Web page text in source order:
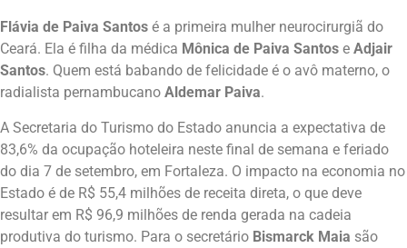
Flávia de Paiva Santos é a primeira mulher neurocirurgiã do
Ceará. Ela é filha da médica Mônica de Paiva Santos e Adjair
Santos. Quem está babando de felicidade é o avô materno, o
radialista pernambucano Aldemar Paiva.
A Secretaria do Turismo do Estado anuncia a expectativa de
83,6% da ocupação hoteleira neste final de semana e feriado
do dia 7 de setembro, em Fortaleza. O impacto na economia no
Estado é de R$ 55,4 milhões de receita direta, o que deve
resultar em R$ 96,9 milhões de renda gerada na cadeia
produtiva do turismo. Para o secretário Bismarck Maia são